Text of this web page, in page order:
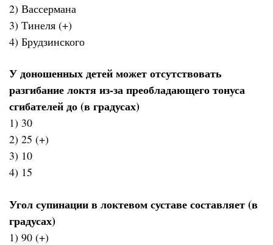
2) Вассермана
3) Тинеля (+)
4) Брудзинского
У доношенных детей может отсутствовать
разгибание локтя из-за преобладающего тонуса
сгибателей до (в градусах)
1) 30
2) 25 (+)
3) 10
4) 15
Угол супинации в локтевом суставе составляет (в
градусах)
1) 90 (+)